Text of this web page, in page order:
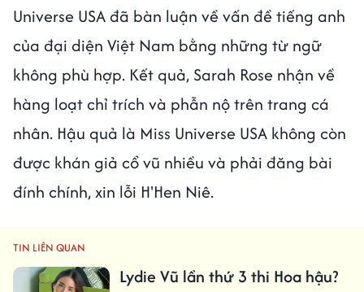
Universe USA đã bàn luận về vấn đề tiếng anh
của đại diện Việt Nam bằng những từ ngữ
không phù hợp. Kết quả, Sarah Rose nhận về
hàng loạt chỉ trích và phẫn nộ trên trang cá
nhân. Hậu quả là Miss Universe USA không còn
được khán giả cổ vũ nhiều và phải đăng bài
đính chính, xin lỗi H'Hen Niê.
TIN LIÊN QUAN
Lydie Vũ lần thứ 3 thi Hoa hậu?